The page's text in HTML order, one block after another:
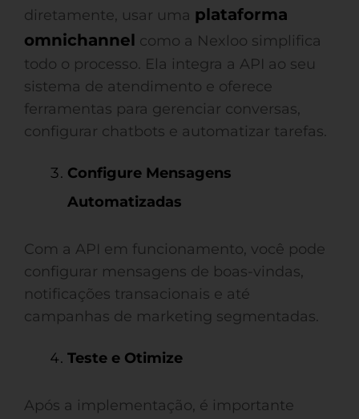
diretamente, usar uma plataforma
omnichannel como a Nexloo simplifica
todo o processo. Ela integra a API ao seu
sistema de atendimento e oferece
ferramentas para gerenciar conversas,
configurar chatbots e automatizar tarefas.
Configure Mensagens
Automatizadas
Com a API em funcionamento, você pode
configurar mensagens de boas-vindas,
notificações transacionais e até
campanhas de marketing segmentadas.
Teste e Otimize
Após a implementação, é importante